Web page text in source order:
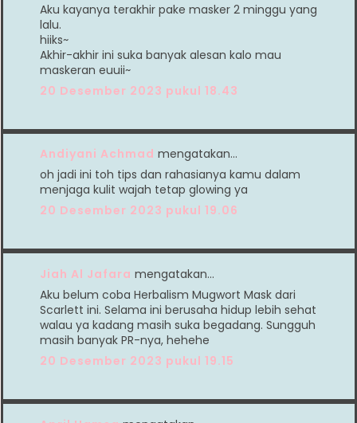
Aku kayanya terakhir pake masker 2 minggu yang
lalu.
hiiks~
Akhir-akhir ini suka banyak alesan kalo mau
maskeran euuii~
20 Desember 2023 pukul 18.43
Andiyani Achmad mengatakan…
oh jadi ini toh tips dan rahasianya kamu dalam
menjaga kulit wajah tetap glowing ya
20 Desember 2023 pukul 19.06
Jiah Al Jafara mengatakan…
Aku belum coba Herbalism Mugwort Mask dari
Scarlett ini. Selama ini berusaha hidup lebih sehat
walau ya kadang masih suka begadang. Sungguh
masih banyak PR-nya, hehehe
20 Desember 2023 pukul 19.15